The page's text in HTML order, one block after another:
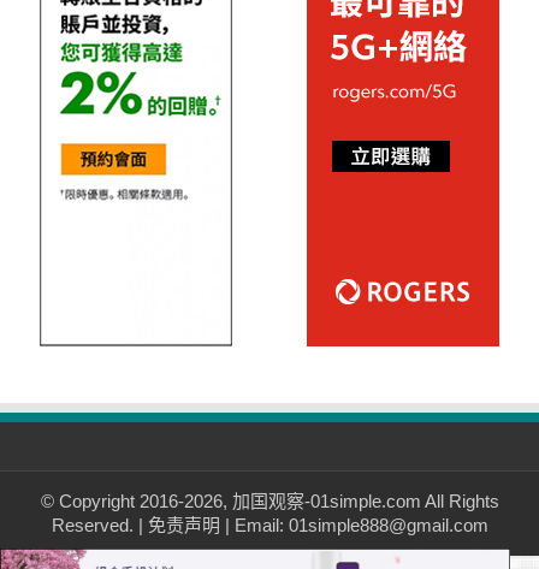
© Copyright 2016-2026, 加国观察-01simple.com All Rights
Reserved. | 免责声明 | Email: 01simple888@gmail.com